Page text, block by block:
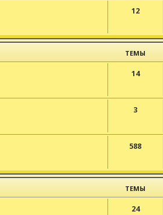
12
ТЕМЫ
14
3
588
ТЕМЫ
24